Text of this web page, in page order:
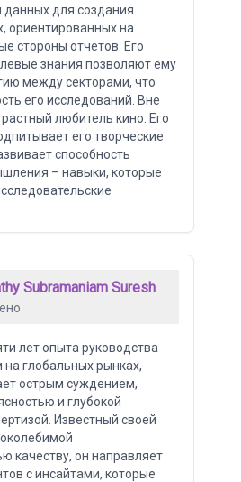
для создания
ориентированных на
стороны отчетов. Его
знания позволяют ему
между секторами, что
его исследований. Вне
любитель кино. Его
его творческие
способность
– навыки, которые
Subramaniam Suresh
лет опыта руководства
глобальных рынках,
острым суждением,
и глубокой
Известный своей
качеству, он направляет
с инсайтами, которые